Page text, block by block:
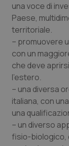
Tumore
Tumore
Tumori
Tumori
Ulcera &
Vaccini
una voce di
Paese,
territoriale.
– promuovere
con un
che deve
l’estero.
– una diversa
italiana, con
una
– un diverso
fisio-biologico,